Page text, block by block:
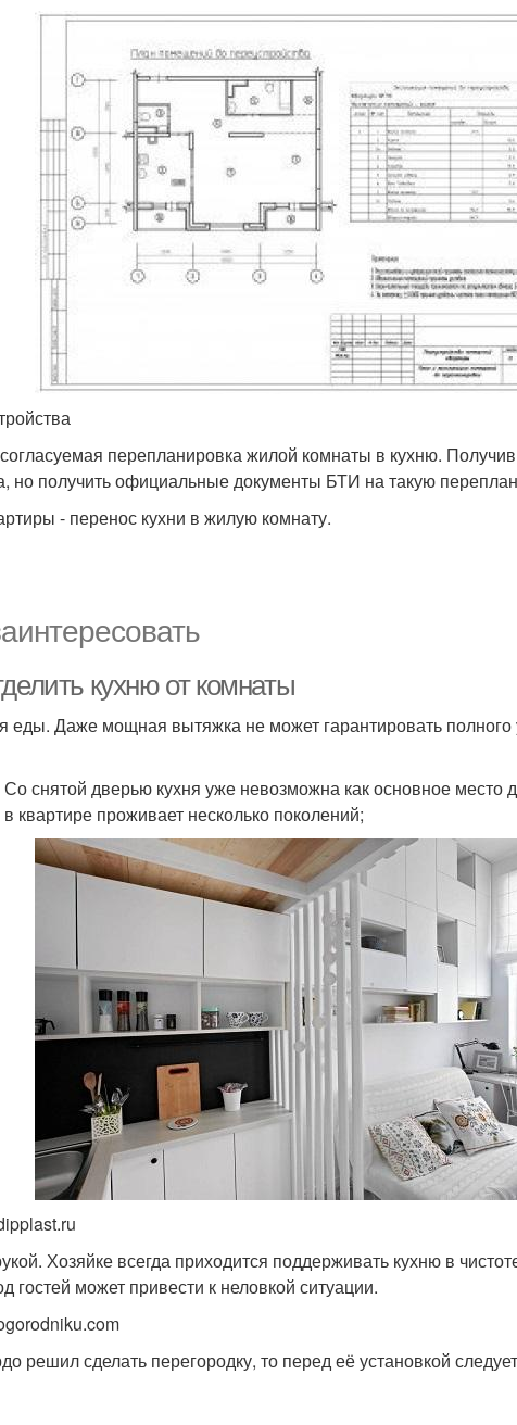
перепланировка жилой комнаты в кухню.
но получить официальные документы БТИ на такую
- перенос кухни в жилую комнату.
кухню от комнаты
еды. Даже мощная вытяжка не может гарантировать полного
снятой дверью кухня уже невозможна как основное место
квартире проживает несколько поколений;
Хозяйке всегда приходится поддерживать кухню в
гостей может привести к неловкой ситуации.
решил сделать перегородку, то перед её установкой